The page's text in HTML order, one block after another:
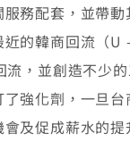
務配套，並帶
近的韓商回流（
流，並創造不少
強化劑，一旦台
及促成薪水的